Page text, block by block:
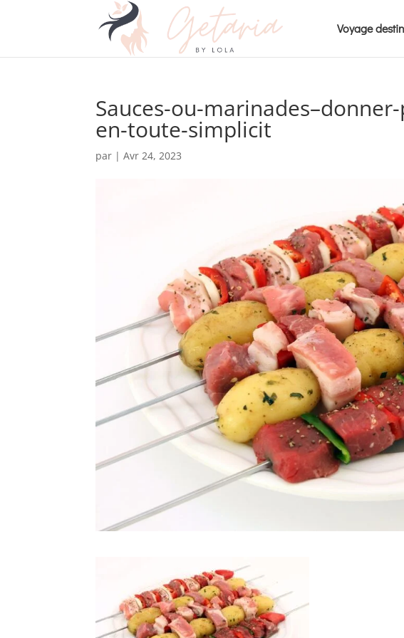
Voyage
Sauces-ou-
en-toute-simplicit
par |Avr 24, 2023